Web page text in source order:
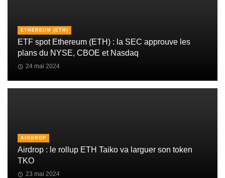
ETHEREUM (ETH)
ETF spot Ethereum (ETH) : la SEC approuve les
plans du NYSE, CBOE et Nasdaq
24 mai 2024
AIRDROP
Airdrop : le rollup ETH Taiko va larguer son token
TKO
23 mai 2024